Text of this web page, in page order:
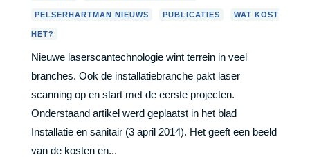
PELSERHARTMAN NIEUWS PUBLICATIES WAT KOST
HET?
Nieuwe laserscantechnologie wint terrein in veel
branches. Ook de installatiebranche pakt laser
scanning op en start met de eerste projecten.
Onderstaand artikel werd geplaatst in het blad
Installatie en sanitair (3 april 2014). Het geeft een beeld
van de kosten en...